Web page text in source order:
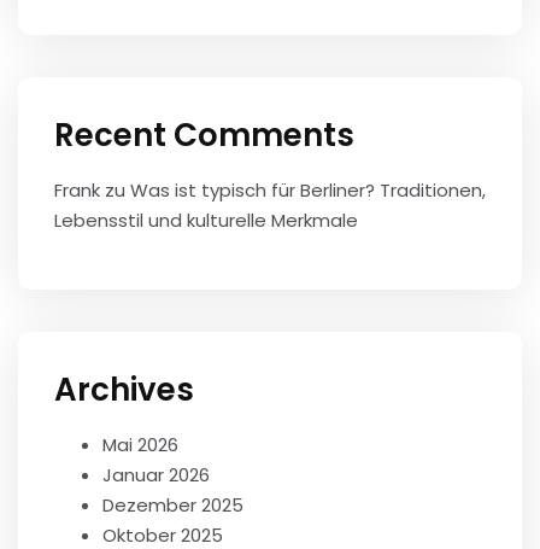
Recent Comments
Frank zu Was ist typisch für Berliner? Traditionen,
Lebensstil und kulturelle Merkmale
Archives
Mai 2026
Januar 2026
Dezember 2025
Oktober 2025